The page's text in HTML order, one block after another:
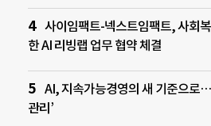
사이임팩트-넥스트임팩트, 사회
한 AI 리빙랩 업무 협약 체결
AI, 지속가능경영의 새 기준으로…
관리’